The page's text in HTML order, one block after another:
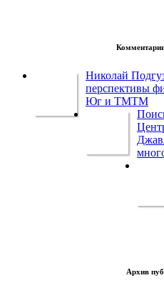
Николай
перспективы
Юг и ТМТМ
Архив